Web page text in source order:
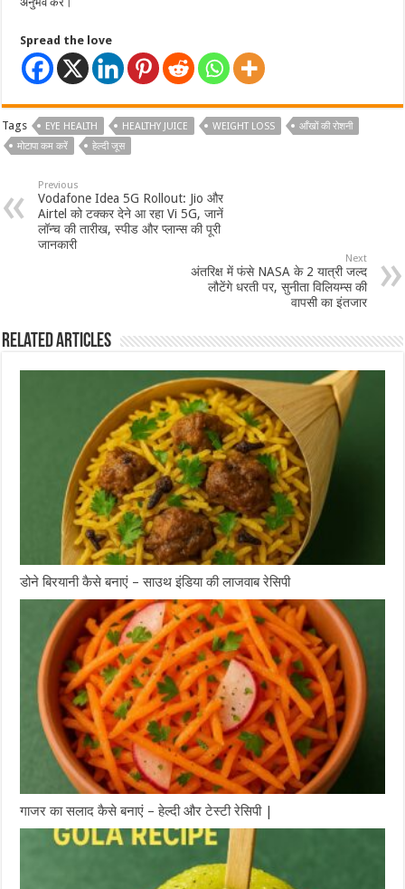
Spread the love
Tags EYE HEALTH HEALTHY JUICE WEIGHT LOSS
आँखों की रोशनी
मोटापा कम करें
हेल्दी जूस
Previous
Vodafone Idea 5G Rollout: Jio और
Airtel को टक्कर देने आ रहा Vi 5G, जानें
लॉन्च की तारीख, स्पीड और प्लान्स की पूरी
जानकारी
Next
अंतरिक्ष में फंसे NASA के 2 यात्री जल्द
लौटेंगे धरती पर, सुनीता विलियम्स की
वापसी का इंतजार
Related Articles
डोने बिरयानी कैसे बनाएं – साउथ इंडिया की लाजवाब रेसिपी
गाजर का सलाद कैसे बनाएं – हेल्दी और टेस्टी रेसिपी |